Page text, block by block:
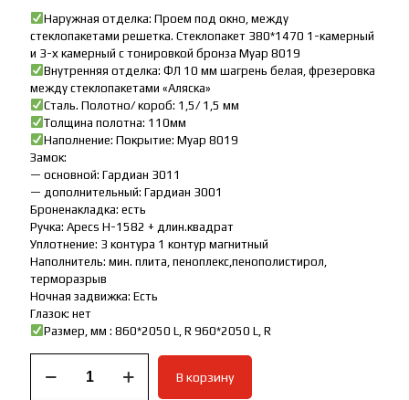
Наружная отделка: Проем под окно, между
стеклопакетами решетка. Стеклопакет 380*1470 1-камерный
и 3-х камерный с тонировкой бронза Муар 8019
Внутренняя отделка: ФЛ 10 мм шагрень белая, фрезеровка
между стеклопакетами «Аляска»
Сталь. Полотно/ короб: 1,5/ 1,5 мм
Толщина полотна: 110мм
Наполнение: Покрытие: Муар 8019
Замок:
— основной: Гардиан 3011
— дополнительный: Гардиан 3001
Броненакладка: есть
Ручка: Apecs H-1582 + длин.квадрат
Уплотнение: 3 контура 1 контур магнитный
Наполнитель: мин. плита, пеноплекс,пенополистирол,
терморазрыв
Ночная задвижка: Есть
Глазок: нет
Размер, мм : 860*2050 L, R 960*2050 L, R
товара
В корзину